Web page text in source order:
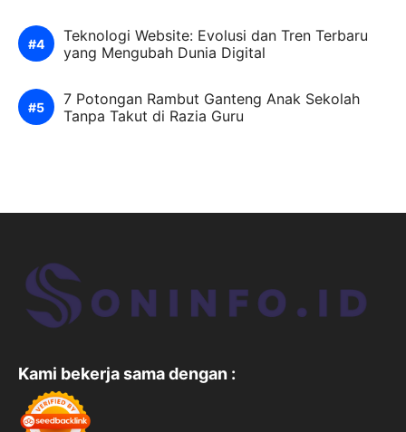
Teknologi Website: Evolusi dan Tren Terbaru
yang Mengubah Dunia Digital
7 Potongan Rambut Ganteng Anak Sekolah
Tanpa Takut di Razia Guru
Kami bekerja sama dengan :